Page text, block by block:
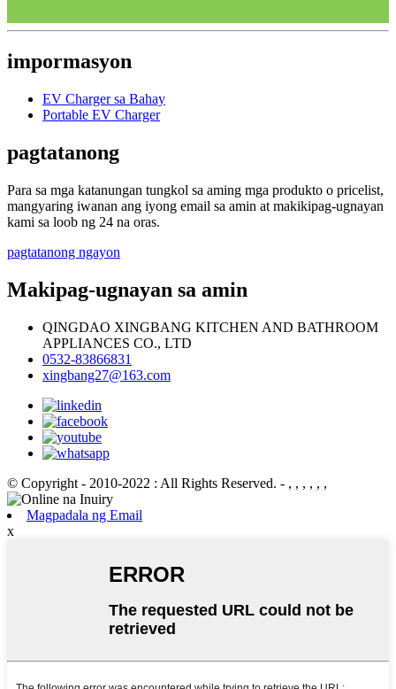
impormasyon
EV Charger sa Bahay
Portable EV Charger
pagtatanong
Para sa mga katanungan tungkol sa aming mga produkto o pricelist,
mangyaring iwanan ang iyong email sa amin at makikipag-ugnayan
kami sa loob ng 24 na oras.
pagtatanong ngayon
Makipag-ugnayan sa amin
QINGDAO XINGBANG KITCHEN AND BATHROOM
APPLIANCES CO., LTD
0532-83866831
xingbang27@163.com
© Copyright - 2010-2022 : All Rights Reserved. - , , , , , ,
Magpadala ng Email
x